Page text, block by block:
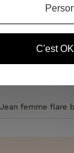
Jean femme flare
C'est